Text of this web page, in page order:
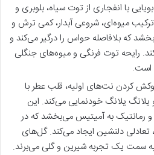
با انفجاری از توت سیاه، بلوبری و
میوه‌ای، شروعی آبدار، کمی ترش و
که بلافاصله حواس را درگیر می‌کند و
رایحه توت فرنگی و میوه‌های جنگلی
است.
کردن نت‌های اولیه، قلب عطر با
یلانگ یلانگ خودنمایی می‌کند. این
و رمانتیک به آمیتیس می‌بخشد که در
تعادلی دلنشین ایجاد می‌کند. گل‌های
سمت یک تجربه شیرین و گلی می‌برند.